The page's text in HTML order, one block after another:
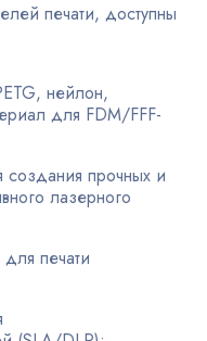
печати, доступны
нейлон,
для FDM/FFF-
прочных и
лазерного
печати